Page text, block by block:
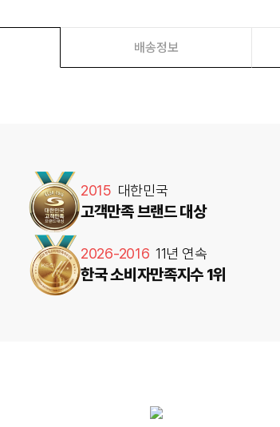
배송정보
2015 대한민국
고객만족 브랜드 대상
2026-2016 11년 연속
한국 소비자만족지수 1위